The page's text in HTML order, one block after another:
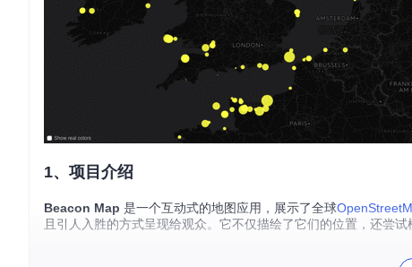
1、项目介绍
Beacon Map 是一个互动式的地图应用，展示了全球
且引人入胜的方式呈现给观众。它不仅描绘了它们的位置，还尝